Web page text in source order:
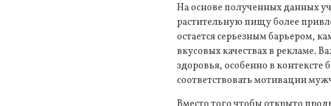
На основе полученных данных
растительную пищу более
остается серьезным барьером,
вкусовых качествах в рекламе.
здоровья, особенно в
соответствовать мотивации